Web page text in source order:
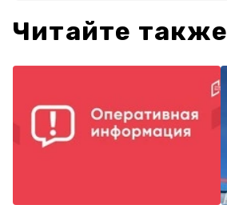
Читайте также